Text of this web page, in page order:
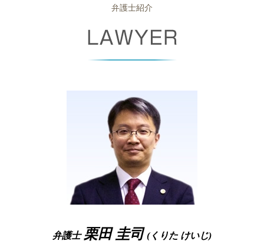
セクハラ 訴えるには
紛争解決 方法
コンプライアンス 種類
事業譲渡 契約書
会社都合退職 とは
団体交渉 とは
民事再生 デメリット
支払督促 オンライン
破産 管財人 弁護士
自己破産 免責期間
自己破産後 クレジットカード
自己 破産 賃貸
自己破産 離婚
企業法務 大阪市 相談
相続 大阪府 相談
労働問題 大阪市 弁護士
労働問題 堺市 弁護士
離婚 豊中市 弁護士
相続 大阪府 弁護士
労働問題 尼崎市 弁護士
債権回収 奈良県 相談
相続 尼崎市 弁護士
企業法務 豊中市 相談
債権回収 堺市 弁護士
離婚 高槻市 弁護士
離婚 大阪市 弁護士
弁護士紹介
弁護士 栗田 圭司 (くりた けいじ)